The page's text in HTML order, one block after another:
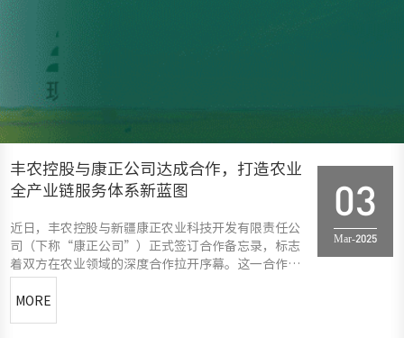
丰农控股与康正公司达成合作，打造农业
全产业链服务体系新蓝图
近日，丰农控股与新疆康正农业科技开发有限责任公
司（下称“康正公司”）正式签订合作备忘录，标志
着双方在农业领域的深度合作拉开序幕。这一合作不
仅是两家企业优势互补的重要举措，更是推动农业全
产业链发展、助力乡村振兴的有力尝试。作为以科技
MORE
03
Mar-2025